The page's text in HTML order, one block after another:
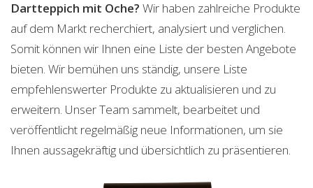
Dartteppich mit Oche? Wir haben zahlreiche Produkte
auf dem Markt recherchiert, analysiert und verglichen.
Somit können wir Ihnen eine Liste der besten Angebote
bieten. Wir bemühen uns ständig, unsere Liste
empfehlenswerter Produkte zu aktualisieren und zu
erweitern. Unser Team sammelt, bearbeitet und
veröffentlicht regelmäßig neue Informationen, um sie
Ihnen aussagekräftig und übersichtlich zu präsentieren.